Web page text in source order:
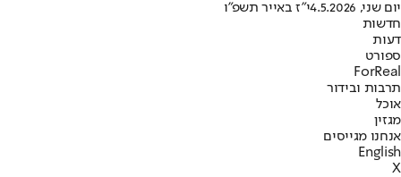
יום שני, 4.5.2026
י"ז באייר תשפ"ו
חדשות
דעות
ספורט
ForReal
תרבות ובידור
אוכל
מגזין
אנחנו מגייסים
English
X